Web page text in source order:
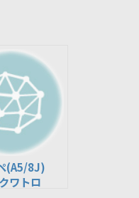
(A5/8J)
ワトロ